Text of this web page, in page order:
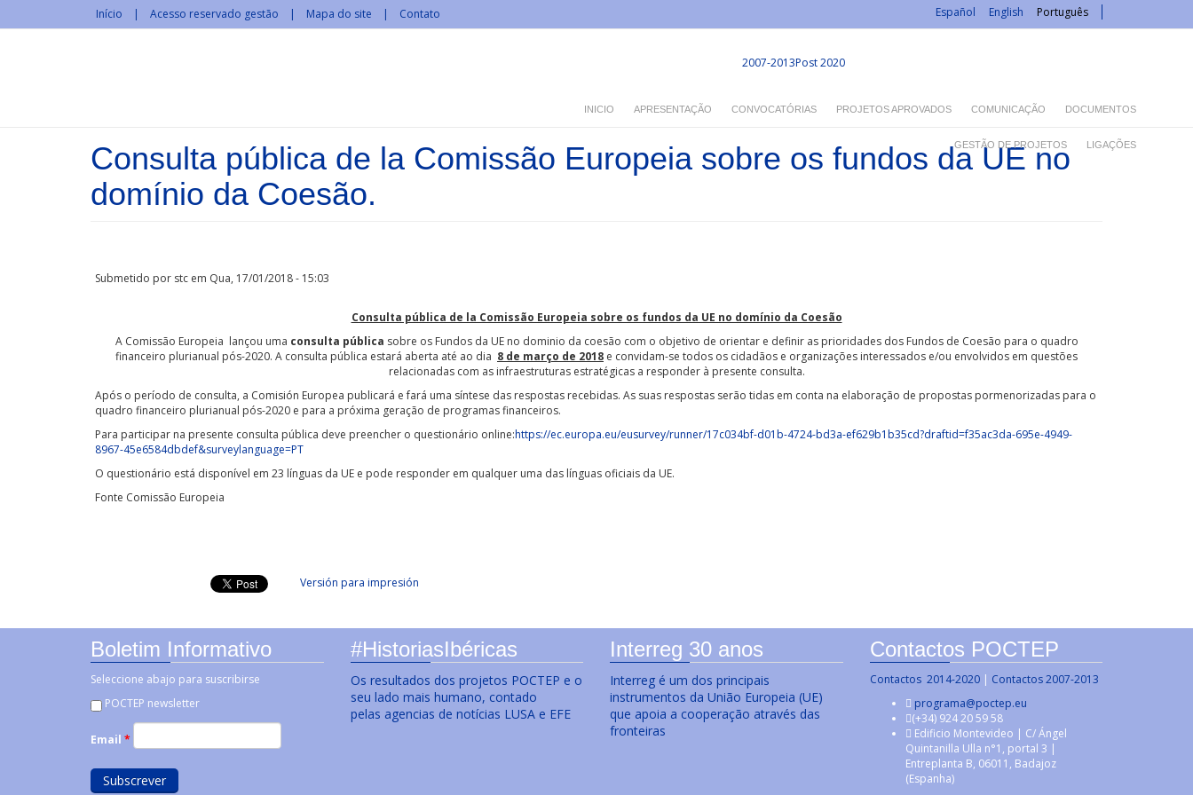
Passar para o conteúdo principal
Início Acesso reservado gestão Mapa do site Contato Español English Português
INICIO APRESENTAÇÃO CONVOCATÓRIAS PROJETOS APROVADOS COMUNICAÇÃO DOCUMENTOS
GESTÃO DE PROJETOS LIGAÇÕES
2007-2013Post 2020
Consulta pública de la Comissão Europeia sobre os fundos da UE no
domínio da Coesão.
Submetido por stc em Qua, 17/01/2018 - 15:03
Consulta pública de la Comissão Europeia sobre os fundos da UE no domínio da Coesão
A Comissão Europeia lançou uma consulta pública sobre os Fundos da UE no dominio da coesão com o objetivo de orientar e definir as prioridades dos Fundos de Coesão para o quadro
financeiro plurianual pós-2020. A consulta pública estará aberta até ao dia 8 de março de 2018 e convidam-se todos os cidadãos e organizações interessados e/ou envolvidos em questões
relacionadas com as infraestruturas estratégicas a responder à presente consulta.
Após o período de consulta, a Comisión Europea publicará e fará uma síntese das respostas recebidas. As suas respostas serão tidas em conta na elaboração de propostas pormenorizadas para o
quadro financeiro plurianual pós-2020 e para a próxima geração de programas financeiros.
Para participar na presente consulta pública deve preencher o questionário online:https://ec.europa.eu/eusurvey/runner/17c034bf-d01b-4724-bd3a-ef629b1b35cd?draftid=f35ac3da-695e-4949-
8967-45e6584dbdef&surveylanguage=PT
O questionário está disponível em 23 línguas da UE e pode responder em qualquer uma das línguas oficiais da UE.
Fonte Comissão Europeia
Versión para impresión
Boletim Informativo
Seleccione abajo para suscribirse
POCTEP newsletter
Email *
#HistoriasIbéricas
Os resultados dos projetos POCTEP e o
seu lado mais humano, contado
pelas agencias de notícias LUSA e EFE
Interreg 30 anos
Interreg é um dos principais
instrumentos da União Europeia (UE)
que apoia a cooperação através das
fronteiras
Contactos POCTEP
Contactos 2014-2020| Contactos 2007-2013
programa@poctep.eu
(+34) 924 20 59 58
Edificio Montevideo | C/ Ángel
Quintanilla Ulla n°1, portal 3 |
Entreplanta B, 06011, Badajoz
(Espanha)